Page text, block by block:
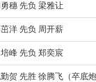
穗 先负 梁雅让
洋 先负 周开薪
峰 先负 郑奕宸
贺 先胜 徐腾飞（卒底炮